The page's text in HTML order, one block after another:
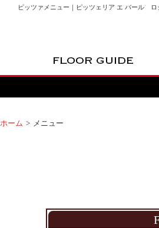
ピッツァメニュー｜ピッツェリア エ バール ロ
ホーム メニュー